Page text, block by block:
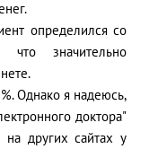
определился со
что значительно
Однако я надеюсь,
доктора"
других сайтах у